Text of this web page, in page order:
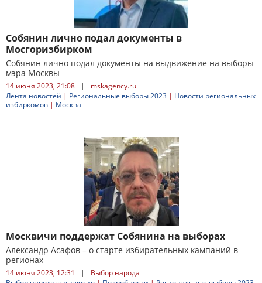
Собянин лично подал документы в
Мосгоризбирком
Собянин лично подал документы на выдвижение на выборы
мэра Москвы
14 июня 2023, 21:08 |
mskagency.ru
Лента новостей | Региональные выборы 2023 | Новости региональных
избиркомов | Москва
Москвичи поддержат Собянина на выборах
Александр Асафов – о старте избирательных кампаний в
регионах
14 июня 2023, 12:31 |
Выбор народа